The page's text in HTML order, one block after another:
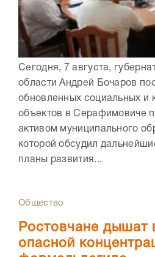
Сегодня, 7 августа,
области Андрей Бочаров
обновленных социальных и
объектов в Серафимовиче
активом муниципального
которой обсудил
планы развития...
Общество
Ростовчане дышат
опасной